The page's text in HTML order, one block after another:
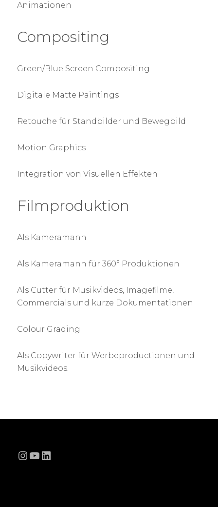
Animationen
Compositing
Green/Blue Screen Compositing
Digitale Matte Paintings
Retouche für Standbilder und Bewegbild
Motion Graphics
Integration von Visuellen Effekten
Filmproduktion
Als Kameramann
Als Kameramann für 360° Produktionen
Als Cutter für Musikvideos, Imagefilme,
Commercials und kurze Dokumentationen
Colour Grading
Als Copywriter für Werbeproductionen und
Musikvideos.
Instagram
YouTube
LinkedIn